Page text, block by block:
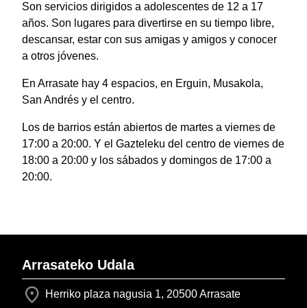
Son servicios dirigidos a adolescentes de 12 a 17
años. Son lugares para divertirse en su tiempo libre,
descansar, estar con sus amigas y amigos y conocer
a otros jóvenes.
En Arrasate hay 4 espacios, en Erguin, Musakola,
San Andrés y el centro.
Los de barrios están abiertos de martes a viernes de
17:00 a 20:00. Y el Gazteleku del centro de viernes de
18:00 a 20:00 y los sábados y domingos de 17:00 a
20:00.
Arrasateko Udala
Herriko plaza nagusia 1, 20500 Arrasate